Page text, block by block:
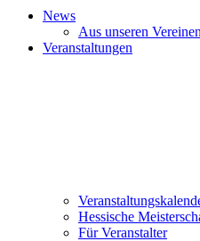
News
Aus unseren Vereinen
Veranstaltungen
Hessische
Für Veranstalter